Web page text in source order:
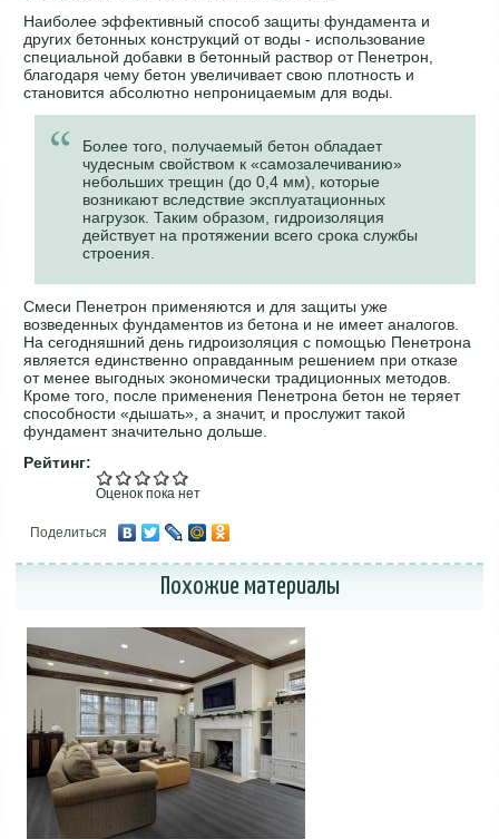
Наиболее эффективный способ защиты фундамента и
других бетонных конструкций от воды - использование
специальной добавки в бетонный раствор от Пенетрон,
благодаря чему бетон увеличивает свою плотность и
становится абсолютно непроницаемым для воды.
Более того, получаемый бетон обладает
чудесным свойством к «самозалечиванию»
небольших трещин (до 0,4 мм), которые
возникают вследствие эксплуатационных
нагрузок. Таким образом, гидроизоляция
действует на протяжении всего срока службы
строения.
Смеси Пенетрон применяются и для защиты уже
возведенных фундаментов из бетона и не имеет аналогов.
На сегодняшний день гидроизоляция с помощью Пенетрона
является единственно оправданным решением при отказе
от менее выгодных экономически традиционных методов.
Кроме того, после применения Пенетрона бетон не теряет
способности «дышать», а значит, и прослужит такой
фундамент значительно дольше.
Рейтинг:
Оценок пока нет
Поделиться
Похожие материалы